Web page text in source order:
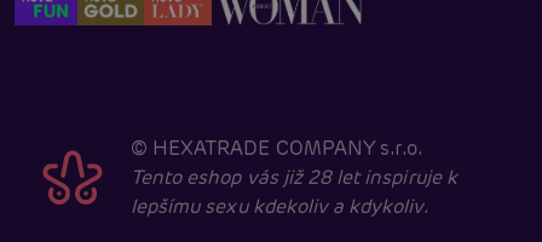
© HEXATRADE COMPANY s.r.o.
Tento eshop vás již 28 let inspiruje k
lepšímu sexu kdekoliv a kdykoliv.